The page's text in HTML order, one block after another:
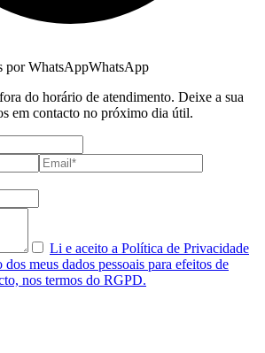
por WhatsAppWhatsApp
do horário de atendimento. Deixe a sua
em contacto no próximo dia útil.
Li e aceito a Política de Privacidade
meus dados pessoais para efeitos de
nos termos do RGPD.